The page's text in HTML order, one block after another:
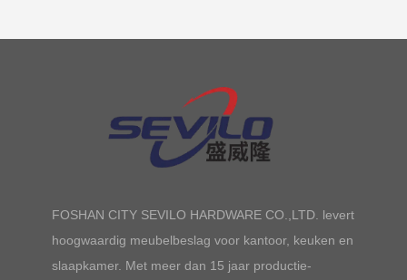
FOSHAN CITY SEVILO HARDWARE CO.,LTD. levert
hoogwaardig meubelbeslag voor kantoor, keuken en
slaapkamer. Met meer dan 15 jaar productie-